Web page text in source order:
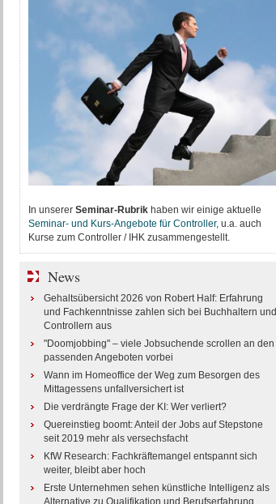
In unserer Seminar-Rubrikhaben wir einige aktuelle
Seminar- und Kurs-Angebote für Controller, u.a. auch
Kurse zum Controller / IHK zusammengestellt.
News
Gehaltsübersicht 2026 von Robert Half: Erfahrung
und Fachkenntnisse zahlen sich bei Buchhaltern und
Controllern aus
"Doomjobbing" – viele Jobsuchende scrollen an den
passenden Angeboten vorbei
Wann im Homeoffice der Weg zum Besorgen des
Mittagessens unfallversichert ist
Die verdrängte Frage der KI: Wer verliert?
Quereinstieg boomt: Anteil der Jobs auf Stepstone
seit 2019 mehr als versechsfacht
KfW Research: Fachkräftemangel entspannt sich
weiter, bleibt aber hoch
Erste Unternehmen sehen künstliche Intelligenz als
Alternative zu Qualifikation und Berufserfahrung